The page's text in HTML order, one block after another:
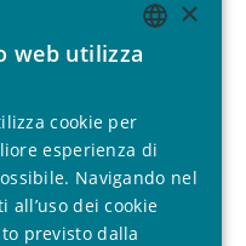
Persone
Registered
no. 267444 ©
- 2026
i diritti riservati.
ENGLISH
SPANISH
FRENCH
ITALIAN
×
web utilizza
cookie per
esperienza di
Navigando nel
all’uso dei cookie
previsto dalla